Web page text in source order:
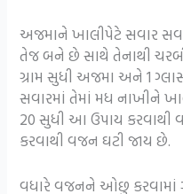
અજમાને ખાલીપેટે સવાર
તેજ બને છે સાથે તેનાથી
ગ્રામ સુધી અજમા અને 1
સવારમાં તેમાં મધ નાખીને
20 સુધી આ ઉપાય કરવાથી
કરવાથી વજન ઘટી જાય છે.
વધારે વજનને ઓછુ કરવામાં